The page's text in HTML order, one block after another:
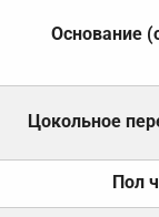
Основание
Цокольное
Пол